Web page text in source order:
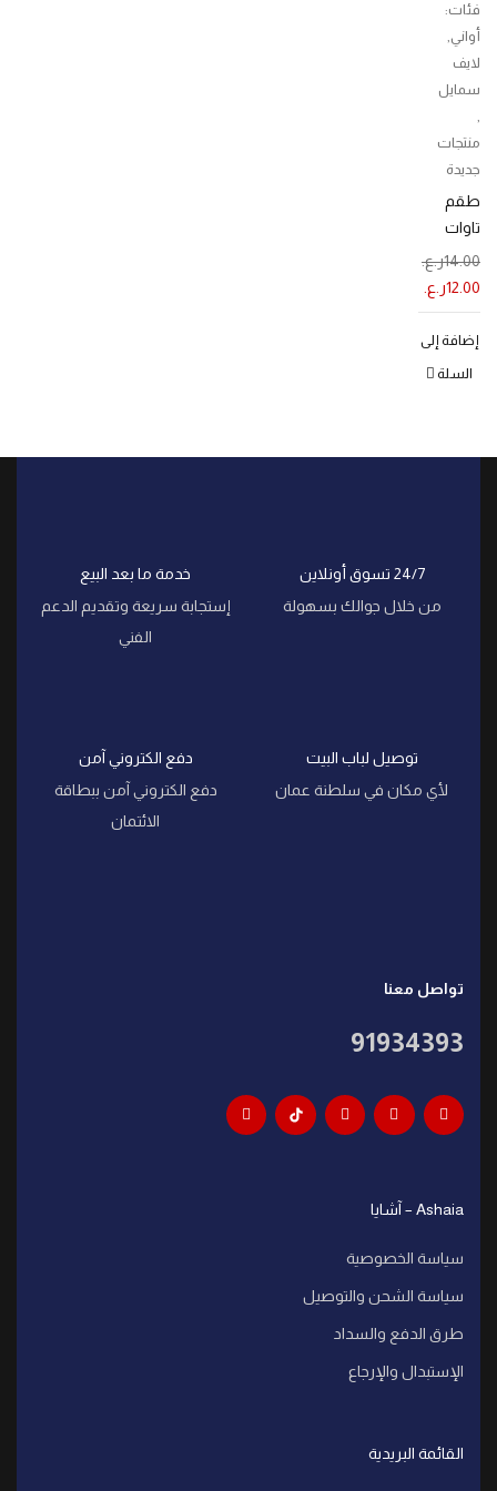
فئات:
أواني,
لايف
سمايل
,
منتجات
جديدة
طقم
تاوات
لايف
14.00ر.ع.
12.00ر.ع.
إضافة إلى
السلة
24/7 تسوق أونلاين
من خلال جوالك بسهولة
خدمة ما بعد البيع
إستجابة سريعة وتقديم الدعم
الفني
توصيل لباب البيت
لأي مكان في سلطنة عمان
دفع الكتروني آمن
دفع الكتروني آمن ببطاقة
الائتمان
تواصل معنا
91934393
Ashaia – آشايا
سياسة الخصوصية
سياسة الشحن والتوصيل
طرق الدفع والسداد
الإستبدال والإرجاع
القائمة البريدية